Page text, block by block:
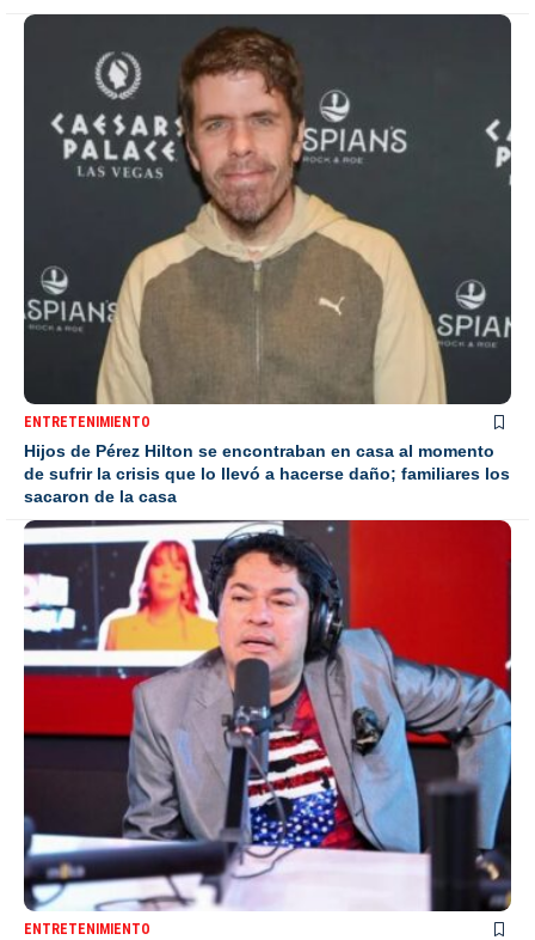
ENTRETENIMIENTO
Hijos de Pérez Hilton se encontraban en casa al momento
de sufrir la crisis que lo llevó a hacerse daño; familiares los
sacaron de la casa
ENTRETENIMIENTO